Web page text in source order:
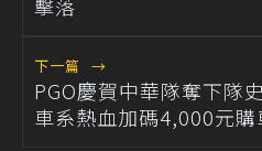
下一篇 →
PGO慶賀中華隊奪下隊
車系熱血加碼4,000元購